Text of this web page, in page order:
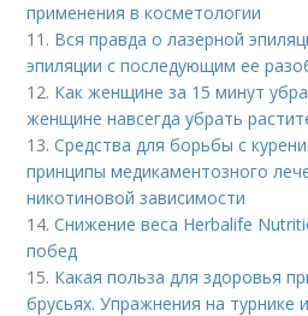
применения в косметологии
11. Вся правда о лазерной
эпиляции с последующим ее
12. Как женщине за 15 минут
женщине навсегда убрать
13.Средства для борьбы с
принципы медикаментозного
никотиновой зависимости
14.Снижение веса Herbalife
побед
15. Какая польза для здоровья
брусьях. Упражнения на турнике